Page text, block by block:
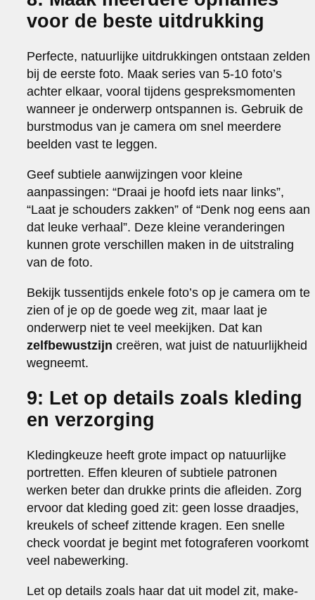
voor de beste uitdrukking
Perfecte, natuurlijke uitdrukkingen ontstaan zelden
bij de eerste foto. Maak series van 5-10 foto’s
achter elkaar, vooral tijdens gespreksmomenten
wanneer je onderwerp ontspannen is. Gebruik de
burstmodus van je camera om snel meerdere
beelden vast te leggen.
Geef subtiele aanwijzingen voor kleine
aanpassingen: “Draai je hoofd iets naar links”,
“Laat je schouders zakken” of “Denk nog eens aan
dat leuke verhaal”. Deze kleine veranderingen
kunnen grote verschillen maken in de uitstraling
van de foto.
Bekijk tussentijds enkele foto’s op je camera om te
zien of je op de goede weg zit, maar laat je
onderwerp niet te veel meekijken. Dat kan
zelfbewustzijn creëren, wat juist de natuurlijkheid
wegneemt.
9: Let op details zoals kleding
en verzorging
Kledingkeuze heeft grote impact op natuurlijke
portretten. Effen kleuren of subtiele patronen
werken beter dan drukke prints die afleiden. Zorg
ervoor dat kleding goed zit: geen losse draadjes,
kreukels of scheef zittende kragen. Een snelle
check voordat je begint met fotograferen voorkomt
veel nabewerking.
Let op details zoals haar dat uit model zit, make-